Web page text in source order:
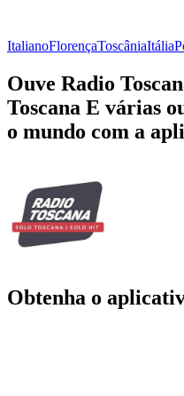
ItalianoFlorençaToscâniaItália
Ouve Radio
Toscana E várias
o mundo com a
Obtenha o